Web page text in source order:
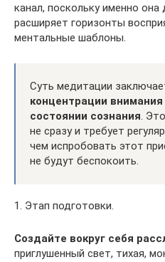
канал, поскольку именно
расширяет горизонты
ментальные шаблоны.
Суть медитации
концентрации
состоянии сознания.
не сразу и требует
чем испробовать этот
не будут беспокоить.
1. Этап подготовки.
Создайте вокруг себя
приглушенный свет, тихая,